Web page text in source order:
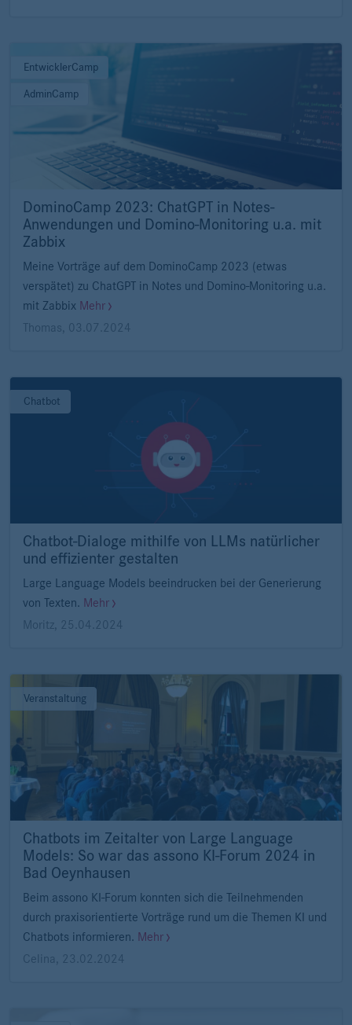
EntwicklerCamp
AdminCamp
DominoCamp 2023: ChatGPT in Notes-
Anwendungen und Domino-Monitoring u.a. mit
Zabbix
Meine Vorträge auf dem DominoCamp 2023 (etwas
verspätet) zu ChatGPT in Notes und Domino-Monitoring u.a.
mit Zabbix Mehr
Thomas
03.07.2024
Chatbot
Chatbot-Dialoge mithilfe von LLMs natürlicher
und effizienter gestalten
Large Language Models beeindrucken bei der Generierung
von Texten. Mehr
Moritz
25.04.2024
Veranstaltung
Chatbots im Zeitalter von Large Language
Models: So war das assono KI-Forum 2024 in
Bad Oeynhausen
Beim assono KI-Forum konnten sich die Teilnehmenden
durch praxisorientierte Vorträge rund um die Themen KI und
Chatbots informieren. Mehr
Celina
23.02.2024